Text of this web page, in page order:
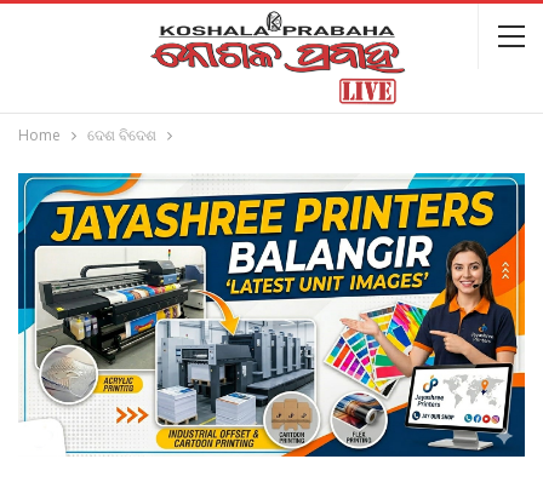
Home ଦେଶ ବିଦେଶ